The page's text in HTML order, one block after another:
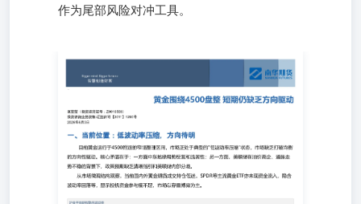
作为尾部风险对冲工具。
夏莹莹（投资咨询证号：Z0016569）投资咨询业务资格:证
监许可【2011】1290号2026年6月3日 一、当前位置：低波
动率压缩，方向待明 目前黄金运行于4500附近的窄幅整理
区间，市场正处于典型的"低波动率压缩"状态，市场缺乏打
破均衡的方向性驱动。核心矛盾在于：一方面中东地缘局势
反复和脆弱性；另一方面，美联储在油价高企、通胀走势不
稳的背景下，政策预期缺乏清晰指引和美联储内部分歧。
从市场微观结构观察，当前国内外黄金期货成交持仓低迷，